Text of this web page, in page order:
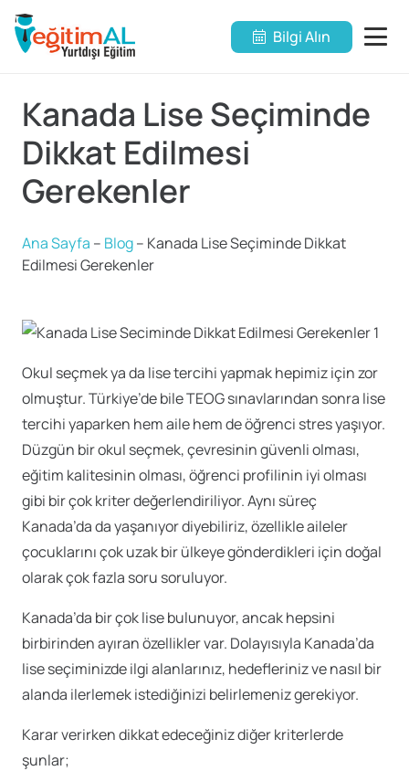
Bilgi Alın
Kanada Lise Seçiminde
Dikkat Edilmesi
Gerekenler
Ana Sayfa – Blog– Kanada Lise Seçiminde Dikkat
Edilmesi Gerekenler
Okul seçmek ya da lise tercihi yapmak hepimiz için zor
olmuştur. Türkiye’de bile TEOG sınavlarından sonra lise
tercihi yaparken hem aile hem de öğrenci stres yaşıyor.
Düzgün bir okul seçmek, çevresinin güvenli olması,
eğitim kalitesinin olması, öğrenci profilinin iyi olması
gibi bir çok kriter değerlendiriliyor. Aynı süreç
Kanada’da da yaşanıyor diyebiliriz, özellikle aileler
çocuklarını çok uzak bir ülkeye gönderdikleri için doğal
olarak çok fazla soru soruluyor.
Kanada’da bir çok lise bulunuyor, ancak hepsini
birbirinden ayıran özellikler var. Dolayısıyla Kanada’da
lise seçiminizde ilgi alanlarınız, hedefleriniz ve nasıl bir
alanda ilerlemek istediğinizi belirlemeniz gerekiyor.
Karar verirken dikkat edeceğiniz diğer kriterlerde
şunlar;